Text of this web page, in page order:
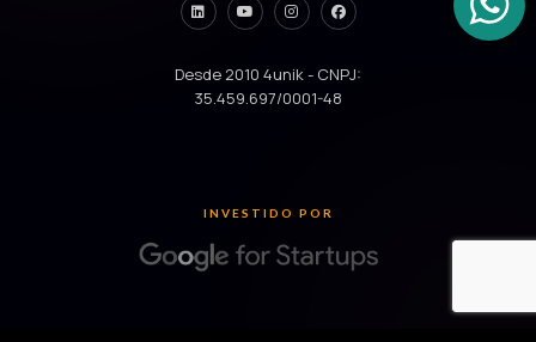
Desde 2010 4unik - CNPJ:
35.459.697/0001-48
INVESTIDO POR